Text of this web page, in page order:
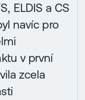
ELDIS a CS
navíc pro
v první
zcela